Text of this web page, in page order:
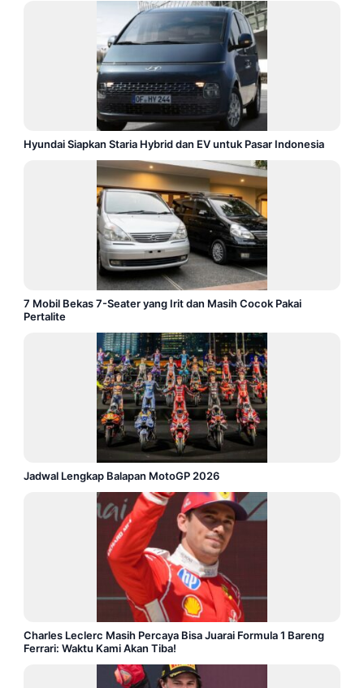
Hyundai Siapkan Staria Hybrid dan EV untuk Pasar Indonesia
7 Mobil Bekas 7-Seater yang Irit dan Masih Cocok Pakai
Pertalite
Jadwal Lengkap Balapan MotoGP 2026
Charles Leclerc Masih Percaya Bisa Juarai Formula 1 Bareng
Ferrari: Waktu Kami Akan Tiba!